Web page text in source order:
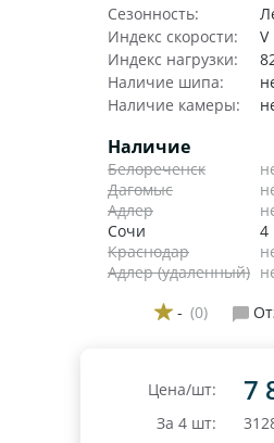
Сезонность:
Индекс скорости:
V
Индекс нагрузки:
Наличие шипа:
Наличие камеры:
Наличие
Белореченск
Дагомыс
Адлер
Сочи
4
Краснодар
Адлер (удаленный)
- (0)
Цена/шт: 7
За 4 шт: